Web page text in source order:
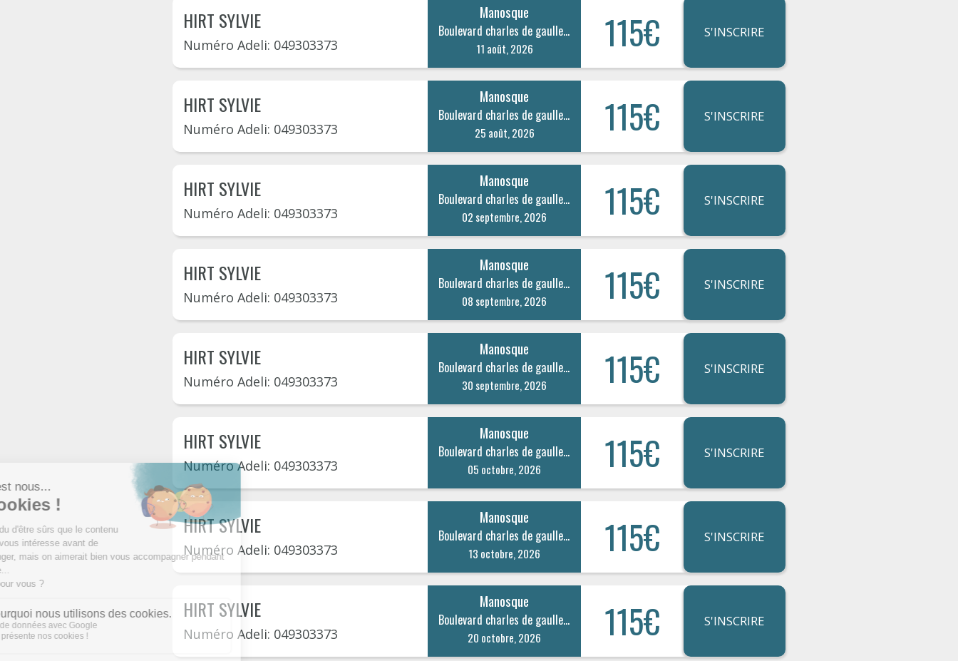
HIRT SYLVIE
Numéro Adeli: 049303373
Manosque
Boulevard charles de gaulle 80
11 août, 2026 115€ S'INSCRIRE
HIRT SYLVIE
Numéro Adeli: 049303373
Manosque
Boulevard charles de gaulle 80
25 août, 2026 115€ S'INSCRIRE
HIRT SYLVIE
Numéro Adeli: 049303373
Manosque
Boulevard charles de gaulle 80
02 septembre, 2026 115€ S'INSCRIRE
HIRT SYLVIE
Numéro Adeli: 049303373
Manosque
Boulevard charles de gaulle 80
08 septembre, 2026 115€ S'INSCRIRE
HIRT SYLVIE
Numéro Adeli: 049303373
Manosque
Boulevard charles de gaulle 80
30 septembre, 2026 115€ S'INSCRIRE
HIRT SYLVIE
Numéro Adeli: 049303373
Manosque
Boulevard charles de gaulle 80
05 octobre, 2026 115€ S'INSCRIRE
HIRT SYLVIE
Numéro Adeli: 049303373
Manosque
Boulevard charles de gaulle 80
13 octobre, 2026 115€ S'INSCRIRE
HIRT SYLVIE
Numéro Adeli: 049303373
Manosque
Boulevard charles de gaulle 80
20 octobre, 2026 115€ S'INSCRIRE